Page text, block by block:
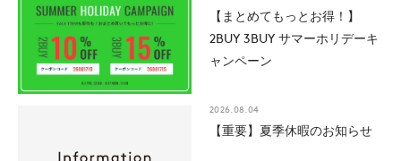
【まとめてもっとお得！】
2BUY 3BUY サマーホリデーキ
ャンペーン
2026.08.04
【重要】夏季休暇のお知らせ